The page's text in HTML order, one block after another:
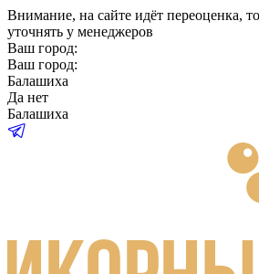
Внимание, на сайте идёт переоценка,
уточнять у менеджеров
Ваш город:
Ваш город:
Балашиха
Да нет
Балашиха